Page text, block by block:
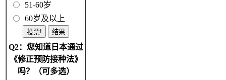
51-60岁
60岁及以上
Q2：您知道日本通过
《修正预防接种法》
吗？（可多选）